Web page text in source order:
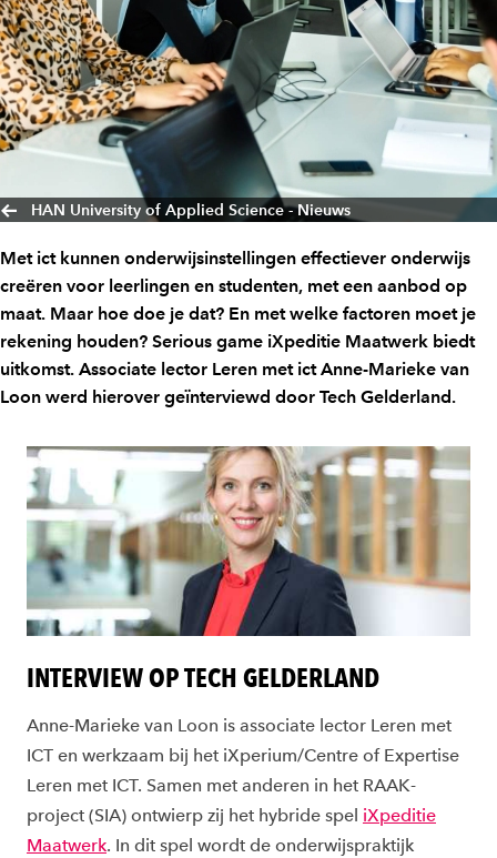
HAN University of Applied Science - Nieuws
Met ict kunnen onderwijsinstellingen effectiever onderwijs
creëren voor leerlingen en studenten, met een aanbod op
maat. Maar hoe doe je dat? En met welke factoren moet je
rekening houden? Serious game iXpeditie Maatwerk biedt
uitkomst. Associate lector Leren met ict Anne-Marieke van
Loon werd hierover geïnterviewd door Tech Gelderland.
INTERVIEW OP TECH GELDERLAND
Anne-Marieke van Loon is associate lector Leren met
ICT en werkzaam bij het iXperium/Centre of Expertise
Leren met ICT. Samen met anderen in het RAAK-
project (SIA) ontwierp zij het hybride spel iXpeditie
Maatwerk. In dit spel wordt de onderwijspraktijk